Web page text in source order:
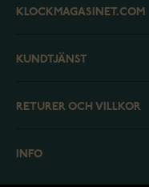
KLOCKMAGASINET.COM
KUNDTJÄNST
RETURER OCH VILLKOR
INFO